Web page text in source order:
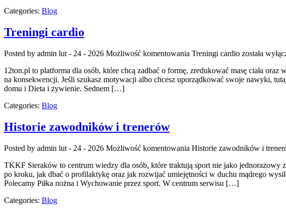
Categories: Blog
Treningi cardio
Posted by admin lut - 24 - 2026 Możliwość komentowania Treningi cardio została
12ton.pl to platforma dla osób, które chcą zadbać o formę, zredukować masę ciała
na konsekwencji. Jeśli szukasz motywacji albo chcesz uporządkować swoje nawyki,
domu i Dieta i żywienie. Sednem […]
Categories: Blog
Historie zawodników i trenerów
Posted by admin lut - 24 - 2026 Możliwość komentowania Historie zawodników i
TKKF Sieraków to centrum wiedzy dla osób, które traktują sport nie jako
po kroku, jak dbać o profilaktykę oraz jak rozwijać umiejętności w duchu mądrego
Polecamy Piłka nożna i Wychowanie przez sport. W centrum serwisu […]
Categories: Blog